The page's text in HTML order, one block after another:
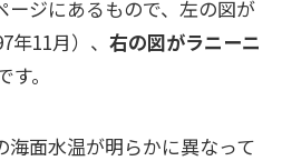
ージにあるもので、左の図が
11月）、 右の図がラニーニ
。
海面水温が明らかに異なって